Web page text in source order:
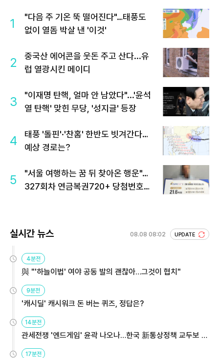
1
"다음 주 기온 뚝 떨어진다"…태풍도
없이 열돔 박살 낸 '이것'
2
중국산 에어콘을 웃돈 주고 산다...유
럽 열광시킨 메이디
3
"이재명 탄핵, 얼마 안 남았다"...'윤석
열 탄핵' 맞힌 무당, '성지글' 등장
4
태풍 '돌핀'·'찬홈' 한반도 빗겨간다…
예상 경로는?
5
"서울 여행하는 꿈 뒤 찾아온 행운"…
327회차 연금복권720+ 당첨번호조
실시간 뉴스 08.08 08:02 UPDATE
4분전
與 "'하늘이법' 여야 공동 발의 괜찮아…그것이 협치"
9분전
'캐시딜' 캐시워크 돈 버는 퀴즈, 정답은?
14분전
관세전쟁 '엔드게임' 윤곽 나오나…한국 新통상정책 교두보 활
용해야
17분전